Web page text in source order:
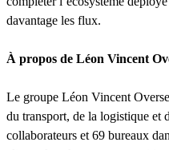
davantage les flux.
À propos de Léon Vincent
Le groupe Léon Vincent
du transport, de la logistique et
collaborateurs et 69 bureaux